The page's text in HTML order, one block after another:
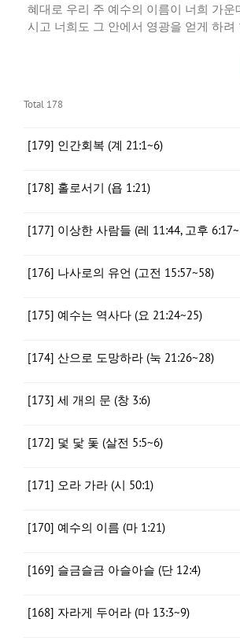
혜대로 우리 주 예수의 이름이 너희 가운
시고 너희도 그 안에서 영광을 얻게 하려
Total 178
[179] 인간회복 (계 21:1~6)
[178] 홀로서기 (욥 1:21)
[177] 이상한 사람들 (레 11:44, 고후
[176] 나사로의 유언 (고전 15:57~58)
[175] 예수는 역사다 (요 21:24~25)
[174] 산으로 도망하라 (눅 21:26~28)
[173] 세 개의 문 (창 3:6)
[172] 덫 닻 돛 (살전 5:5~6)
[171] 오라 가라 (시 50:1)
[170] 예수의 이름 (마 1:21)
[169] 슬금슬금 아슬아슬 (단 12:4)
[168] 자라게 두어라 (마 13:3~9)